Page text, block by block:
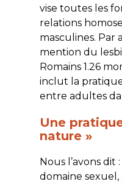
vise toutes les
relations
masculines. Par
mention du
Romains 1.26
inclut la
entre adultes
Une
nature »
Nous l’avons dit
domaine